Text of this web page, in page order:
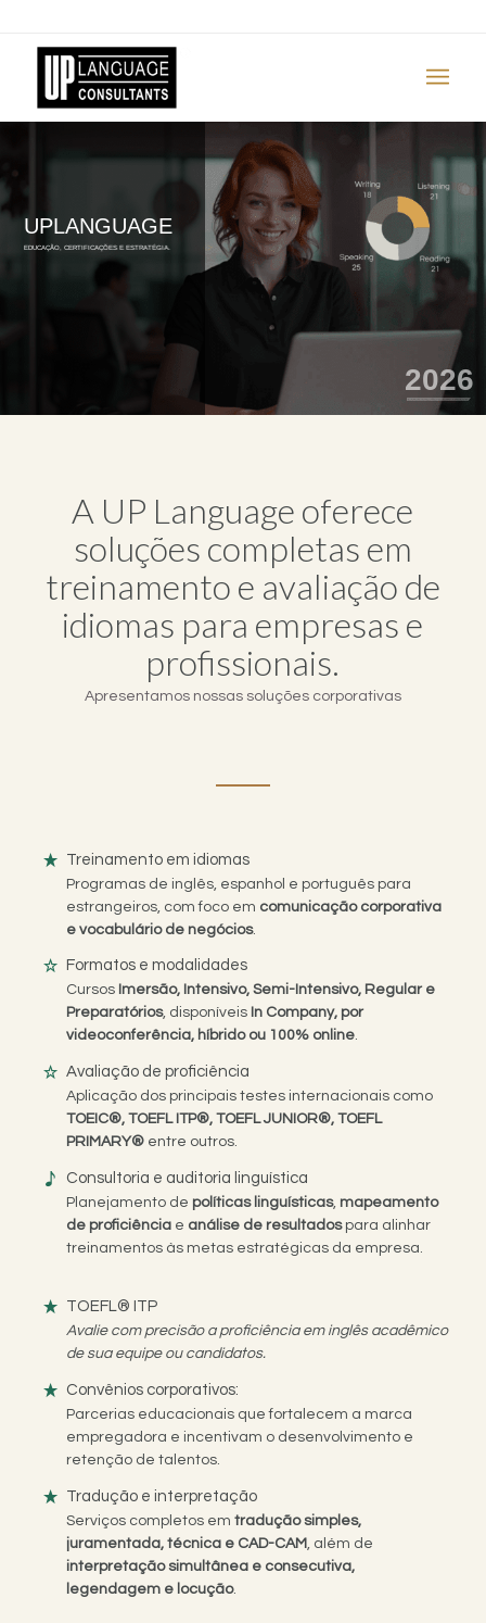
UPLANGUAGE
2026
EDUCAÇÃO, CERTIFICAÇÕES E ESTRATÉGIA.
EVOLUÇÃO CONTÍNUA.
A UP Language oferece
soluções completas em
treinamento e avaliação de
idiomas para empresas e
profissionais.
Apresentamos nossas soluções corporativas
Treinamento em idiomas
Programas de inglês, espanhol e português para
estrangeiros, com foco em comunicação corporativa
e vocabulário de negócios.
Formatos e modalidades
Cursos Imersão, Intensivo, Semi-Intensivo, Regular e
Preparatórios, disponíveis In Company, por
videoconferência, híbrido ou 100% online.
Avaliação de proficiência
Aplicação dos principais testes internacionais como
TOEIC®, TOEFL ITP®, TOEFL JUNIOR®, TOEFL
PRIMARY® entre outros.
Consultoria e auditoria linguística
Planejamento de políticas linguísticas, mapeamento
de proficiência e análise de resultadospara alinhar
treinamentos às metas estratégicas da empresa.
TOEFL® ITP
Avalie com precisão a proficiência em inglês acadêmico
de sua equipe ou candidatos.
Convênios corporativos:
Parcerias educacionais que fortalecem a marca
empregadora e incentivam o desenvolvimento e
retenção de talentos.
Tradução e interpretação
Serviços completos emtradução simples,
juramentada, técnica e CAD-CAM, além de
interpretação simultânea e consecutiva,
legendagem e locução.